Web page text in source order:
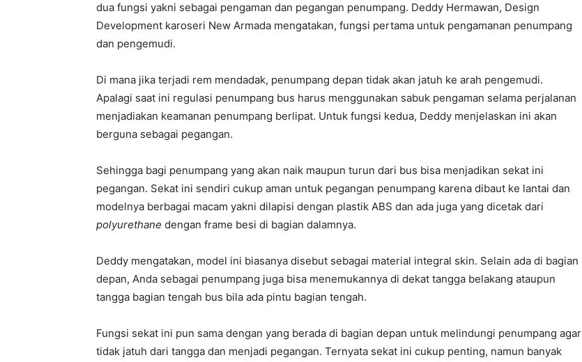
dua fungsi yakni sebagai pengaman dan pegangan penumpang. Deddy Hermawan, Design
Development karoseri New Armada mengatakan, fungsi pertama untuk pengamanan penumpang
dan pengemudi.
Di mana jika terjadi rem mendadak, penumpang depan tidak akan jatuh ke arah pengemudi.
Apalagi saat ini regulasi penumpang bus harus menggunakan sabuk pengaman selama perjalanan
menjadiakan keamanan penumpang berlipat. Untuk fungsi kedua, Deddy menjelaskan ini akan
berguna sebagai pegangan.
Sehingga bagi penumpang yang akan naik maupun turun dari bus bisa menjadikan sekat ini
pegangan. Sekat ini sendiri cukup aman untuk pegangan penumpang karena dibaut ke lantai dan
modelnya berbagai macam yakni dilapisi dengan plastik ABS dan ada juga yang dicetak dari
polyurethane dengan frame besi di bagian dalamnya.
Deddy mengatakan, model ini biasanya disebut sebagai material integral skin. Selain ada di bagian
depan, Anda sebagai penumpang juga bisa menemukannya di dekat tangga belakang ataupun
tangga bagian tengah bus bila ada pintu bagian tengah.
Fungsi sekat ini pun sama dengan yang berada di bagian depan untuk melindungi penumpang agar
tidak jatuh dari tangga dan menjadi pegangan. Ternyata sekat ini cukup penting, namun banyak